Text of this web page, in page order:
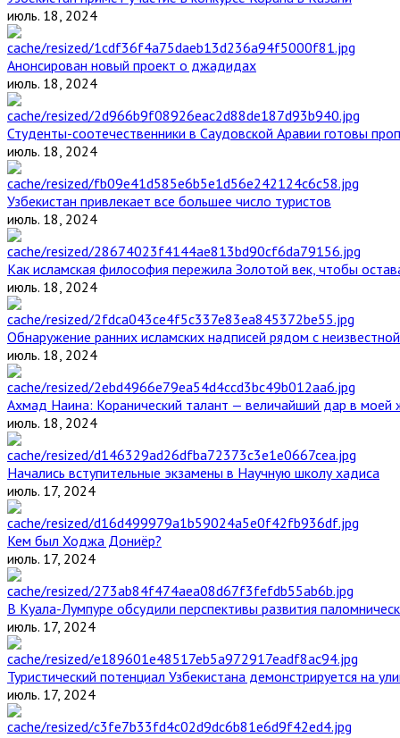
июль. 18, 2024
Анонсирован новый проект о джадидах
июль. 18, 2024
Студенты-соотечественники в Саудовской Аравии готовы
июль. 18, 2024
Узбекистан привлекает все большее число туристов
июль. 18, 2024
Как исламская философия пережила Золотой век, чтобы
июль. 18, 2024
Обнаружение ранних исламских надписей рядом с
июль. 18, 2024
Ахмад Наина: Коранический талант — величайший дар в моей
июль. 18, 2024
Начались вступительные экзамены в Научную школу хадиса
июль. 17, 2024
Кем был Ходжа Дониёр?
июль. 17, 2024
В Куала-Лумпуре обсудили перспективы развития
июль. 17, 2024
Туристический потенциал Узбекистана демонстрируется на
июль. 17, 2024